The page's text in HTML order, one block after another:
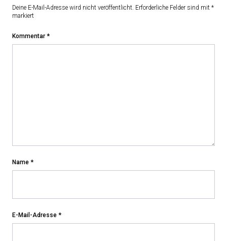
Deine E-Mail-Adresse wird nicht veröffentlicht. Erforderliche Felder sind mit *
markiert
Kommentar *
Name *
E-Mail-Adresse *